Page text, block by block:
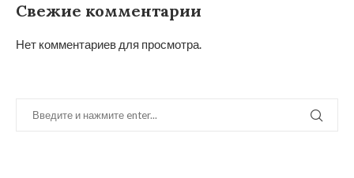
Свежие комментарии
Нет комментариев для просмотра.